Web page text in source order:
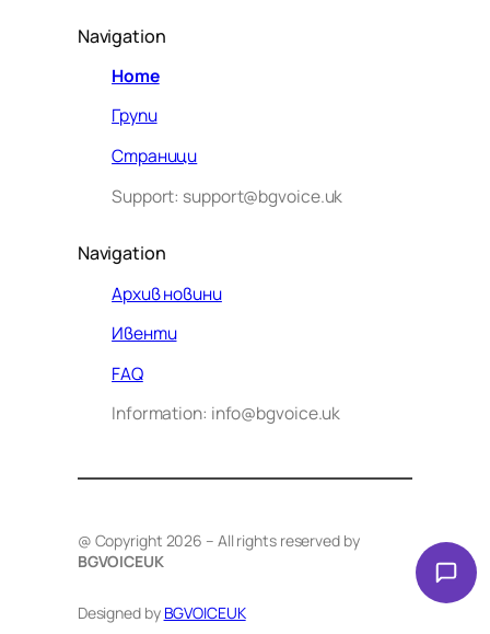
Navigation
Home
Групи
Страници
Support: support@bgvoice.uk
Navigation
Архив новини
Ивенти
FAQ
Information: info@bgvoice.uk
@ Copyright 2026 – All rights reserved by
BGVOICEUK
Designed by BGVOICEUK
VOICE UK. С какво мога да